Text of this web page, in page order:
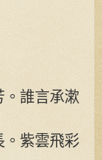
誰言承漱
。紫雲飛彩